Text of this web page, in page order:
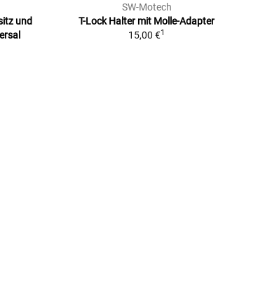
und
SW-Motech
T-Lock Halter mit Molle-Adapter
15,00 €1